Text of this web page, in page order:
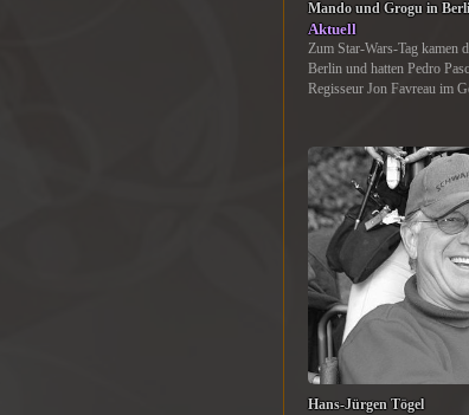
Mando und Grogu in
Aktuell
Zum Star-Wars-Tag kamen
Berlin und hatten Pedro
Regisseur Jon Favreau im
Hans-Jürgen Tögel